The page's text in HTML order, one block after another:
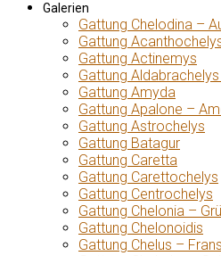
Galerien
Gattung Chelodina –
Gattung
Gattung Actinemys
Gattung
Gattung Amyda
Gattung Apalone –
Gattung Astrochelys
Gattung Batagur
Gattung Caretta
Gattung Carettochelys
Gattung Centrochelys
Gattung Chelonia –
Gattung Chelonoidis
Gattung Chelus –